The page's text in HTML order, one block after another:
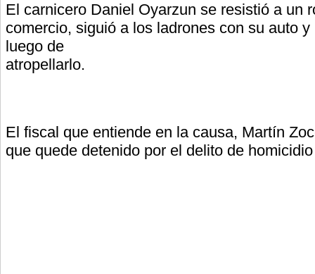
El carnicero Daniel Oyarzun se resistió a un
comercio, siguió a los ladrones con su auto
luego de
atropellarlo.
El fiscal que entiende en la causa, Martín
que quede detenido por el delito de